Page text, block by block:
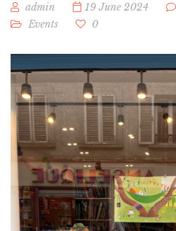
admin 19 June 2024
Events
0